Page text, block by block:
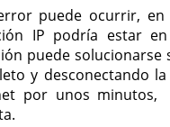
puede ocurrir,
IP podría estar
puede
y desconectando
por unos minutos,